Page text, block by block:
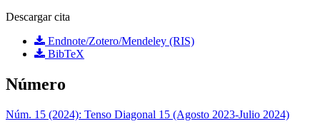
Descargar cita
Endnote/Zotero/Mendeley (RIS)
BibTeX
Número
Núm. 15 (2024): Tenso Diagonal 15 (Agosto 2023-Julio 2024)